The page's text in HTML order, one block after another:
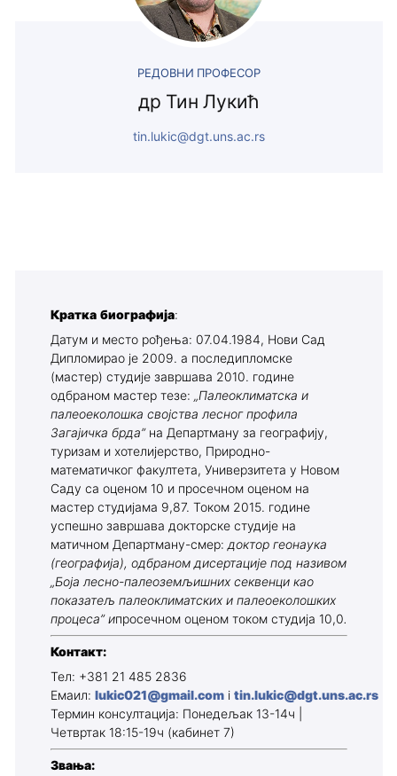
РЕДОВНИ ПРОФЕСОР
др Тин Лукић
tin.lukic@dgt.uns.ac.rs
Кратка биографија:
Датум и место рођења: 07.04.1984, Нови Сад
Дипломирао је 2009. а последипломске
(мастер) студије завршава 2010. године
одбраном мастер тезе: „Палеоклиматска и
палеоеколошка својства лесног профила
Загајичка брда”на Департману за географију,
туризам и хотелијерство, Природно-
математичког факултета, Универзитета у Новом
Саду са оценом 10 и просечном оценом на
мастер студијама 9,87. Током 2015. године
успешно завршава докторске студије на
матичном Департману-смер:доктор геонаука
(географија), одбраном дисертације под називом
„Боја лесно-палеоземљишних секвенци као
показатељ палеоклиматских и палеоеколошких
процеса” ипросечном оценом током студија 10,0.
Контакт:
Тел: +381 21 485 2836
Емаил: lukic021@gmail.comi tin.lukic@dgt.uns.ac.rs
Термин консултација: Понедељак 13-14ч |
Четвртак 18:15-19ч (кабинет 7)
Звања: